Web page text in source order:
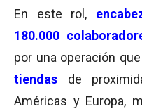
En este rol,
180.000
por una operación que
tiendas
de
Américas y Europa,